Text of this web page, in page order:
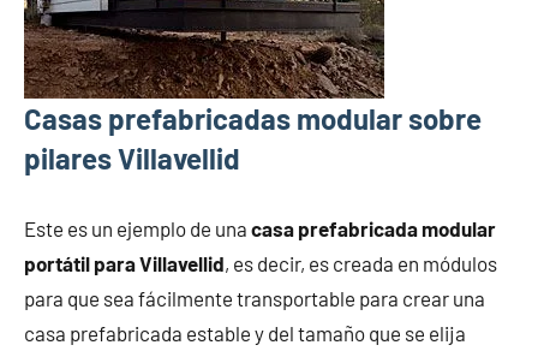
Casas prefabricadas modular sobre
pilares Villavellid
Este es un ejemplo de una casa prefabricada modular
portátil para Villavellid, es decir, es creada en módulos
para que sea fácilmente transportable para crear una
casa prefabricada estable y del tamaño que se elija